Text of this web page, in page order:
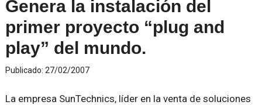
Genera la instalación del
primer proyecto “plug and
play” del mundo.
Publicado: 27/02/2007
La empresa SunTechnics, líder en la venta de soluciones